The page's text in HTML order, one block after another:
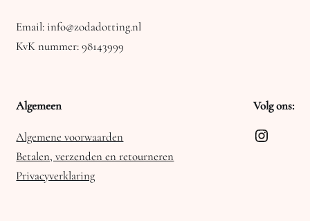
Email: info@zodadotting.nl
KvK nummer: 98143999
Algemeen
Algemene voorwaarden
Betalen, verzenden en retourneren
Privacyverklaring
Volg ons: